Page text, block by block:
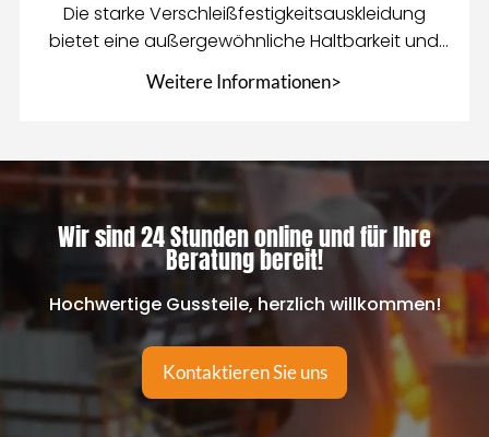
Die starke Verschleißfestigkeitsauskleidung
bietet eine außergewöhnliche Haltbarkeit und
Abriebfestigkeit für
Weitere Informationen>
Wir sind 24 Stunden online und für Ihre
Beratung bereit!
Hochwertige Gussteile, herzlich willkommen!
Kontaktieren Sie uns